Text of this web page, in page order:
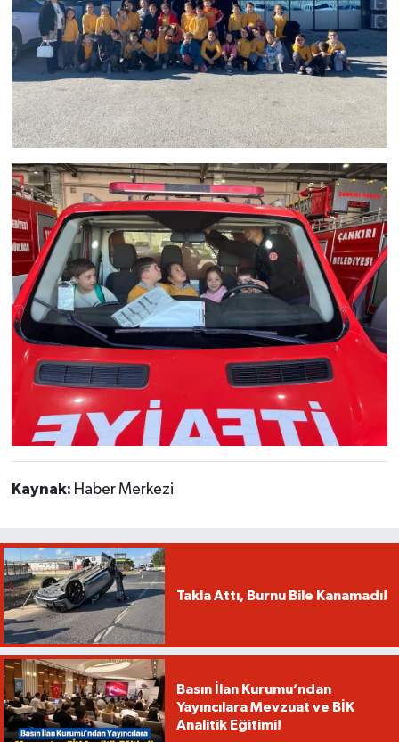
Kaynak: Haber Merkezi
Takla Attı, Burnu Bile Kanamadı!
Basın İlan Kurumu’ndan
Yayıncılara Mevzuat ve BİK
Analitik Eğitimi!